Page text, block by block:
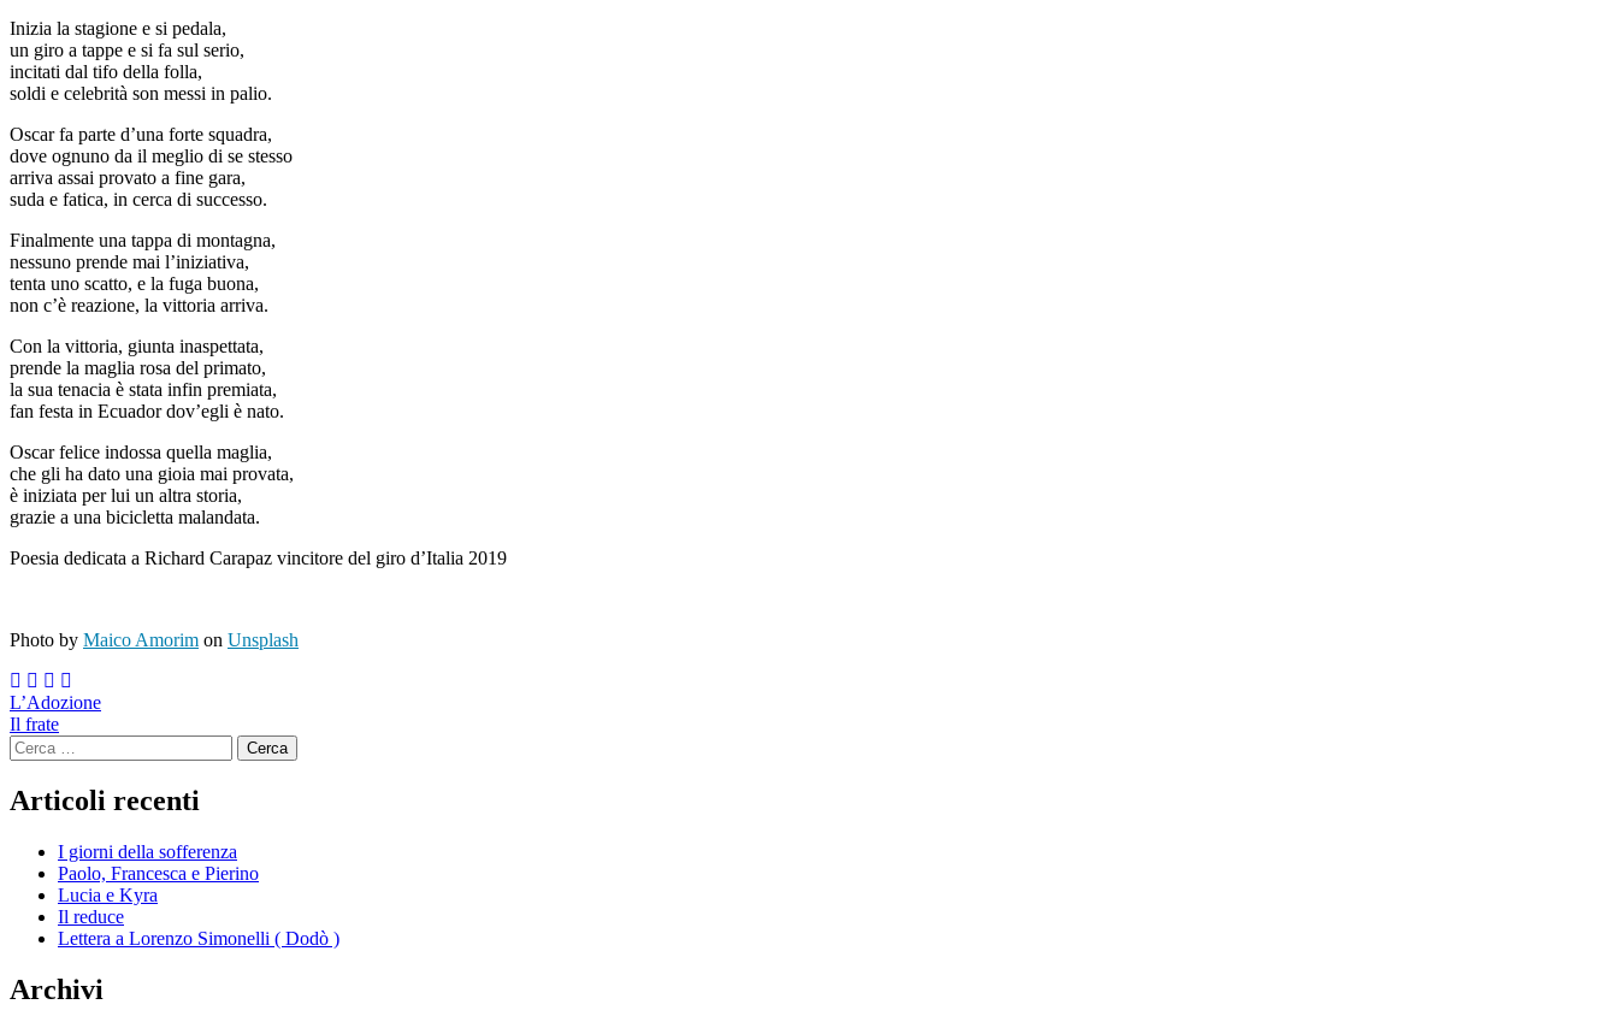
Inizia la stagione e si pedala,
un giro a tappe e si fa sul serio,
incitati dal tifo della folla,
soldi e celebrità son messi in palio.
Oscar fa parte d’una forte squadra,
dove ognuno da il meglio di se stesso
arriva assai provato a fine gara,
suda e fatica, in cerca di successo.
Finalmente una tappa di montagna,
nessuno prende mai l’iniziativa,
tenta uno scatto, e la fuga buona,
non c’è reazione, la vittoria arriva.
Con la vittoria, giunta inaspettata,
prende la maglia rosa del primato,
la sua tenacia è stata infin premiata,
fan festa in Ecuador dov’egli è nato.
Oscar felice indossa quella maglia,
che gli ha dato una gioia mai provata,
è iniziata per lui un altra storia,
grazie a una bicicletta malandata.
Poesia dedicata a Richard Carapaz vincitore del giro d’Italia 2019
Photo by Maico Amorim on Unsplash
Navigazione
articoli
L’Adozione
Il frate
Ricerca
per:
Articoli recenti
I giorni della sofferenza
Paolo, Francesca e Pierino
Lucia e Kyra
Il reduce
Lettera a Lorenzo Simonelli ( Dodò )
Archivi